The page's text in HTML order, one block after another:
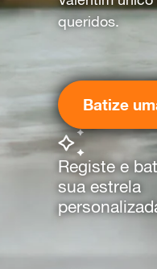
queridos.
Batize
Registe e
sua estrela